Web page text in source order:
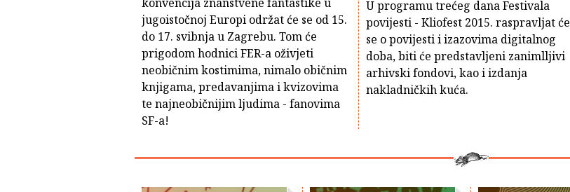
jugoistočnoj Europi održat će se od 15.
do 17. svibnja u Zagrebu. Tom će
prigodom hodnici FER-a oživjeti
neobičnim kostimima, nimalo običnim
knjigama, predavanjima i kvizovima
te najneobičnijim ljudima - fanovima
SF-a!
U programu trećeg dana Festivala
povijesti - Kliofest 2015. raspravljat će
se o povijesti i izazovima digitalnog
doba, biti će predstavljeni zanimlljivi
arhivski fondovi, kao i izdanja
nakladničkih kuća.